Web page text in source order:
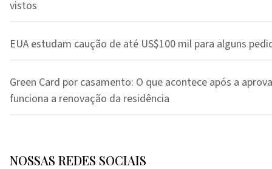
vistos
EUA estudam caução de até US$100 mil para alguns
Green Card por casamento: O que acontece após a
funciona a renovação da residência
NOSSAS REDES SOCIAIS